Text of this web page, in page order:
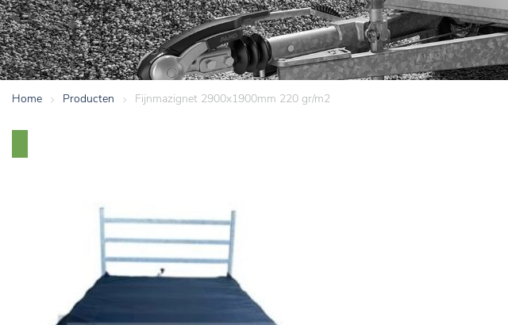
Home > Producten > Fijnmazignet 2900x1900mm 220 gr/m2